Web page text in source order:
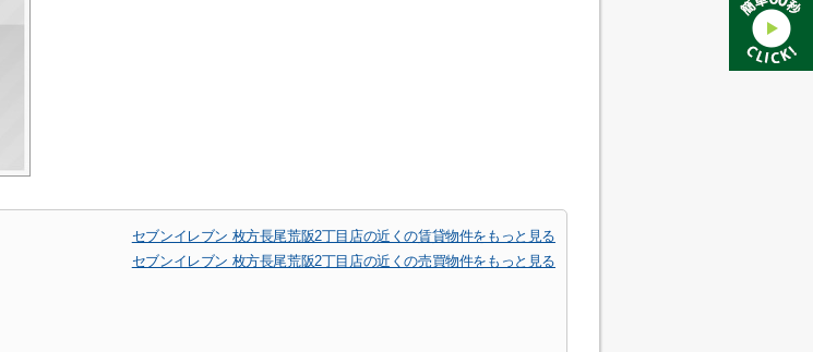
セブンイレブン 枚方長尾荒阪2丁目店の近くの賃貸物件をもっと見る
セブンイレブン 枚方長尾荒阪2丁目店の近くの売買物件をもっと見る